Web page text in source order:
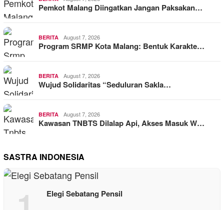
Pemkot Malang Diingatkan Jangan Paksakan…
BERITA August 7, 2026
Program SRMP Kota Malang: Bentuk Karakte…
BERITA August 7, 2026
Wujud Solidaritas “Seduluran Sakla…
BERITA August 7, 2026
Kawasan TNBTS Dilalap Api, Akses Masuk W…
SASTRA INDONESIA
Elegi Sebatang Pensil